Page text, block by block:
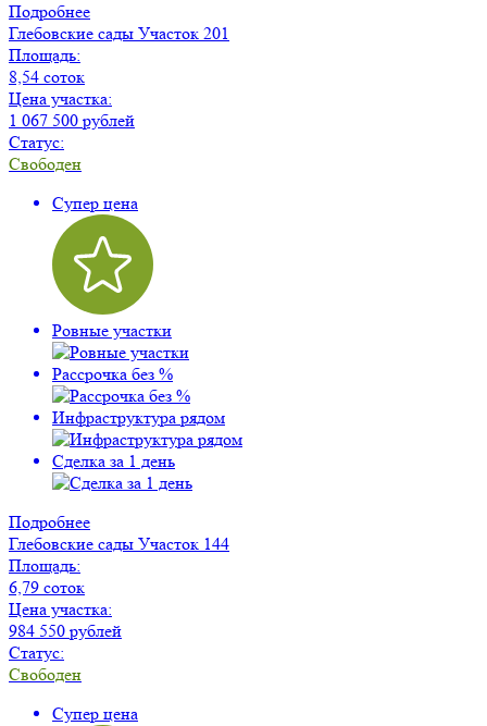
Подробнее
Глебовские сады Участок 201
Площадь:
8,54 соток
Цена участка:
1 067 500 рублей
Статус:
Свободен
Супер цена
Ровные участки
Рассрочка без %
Инфраструктура рядом
Сделка за 1 день
Подробнее
Глебовские сады Участок 144
Площадь:
6,79 соток
Цена участка:
984 550 рублей
Статус:
Свободен
Супер цена